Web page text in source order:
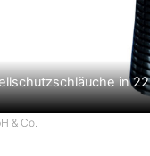
in 22
& Co.